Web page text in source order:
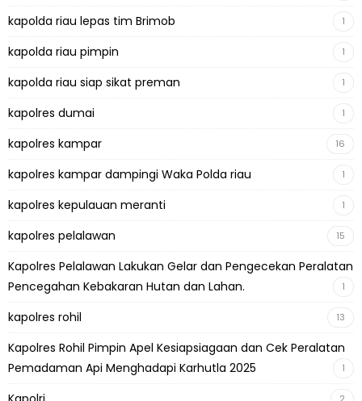
kapolda riau lepas tim Brimob 1
kapolda riau pimpin 1
kapolda riau siap sikat preman 1
kapolres dumai 1
kapolres kampar 16
kapolres kampar dampingi Waka Polda riau 1
kapolres kepulauan meranti 1
kapolres pelalawan 15
Kapolres Pelalawan Lakukan Gelar dan Pengecekan Peralatan
Pencegahan Kebakaran Hutan dan Lahan.
1
kapolres rohil 13
Kapolres Rohil Pimpin Apel Kesiapsiagaan dan Cek Peralatan
Pemadaman Api Menghadapi Karhutla 2025
1